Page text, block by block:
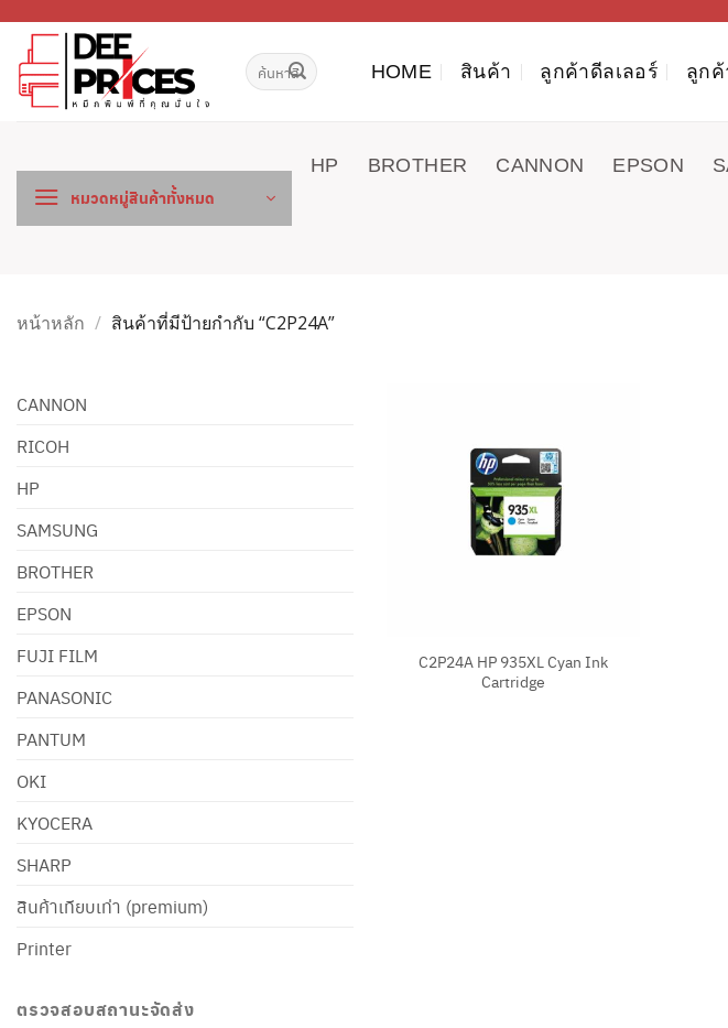
เนื้อหา
ค้นหา: HOME สินค้า ลูกค้าดีลเลอร์ ลูกค้
หมวดหมู่สินค้าทั้งหมด
HP BROTHER CANNON EPSON
หน้าหลัก / สินค้าที่มีป้ายกำกับ “C2P24A”
CANNON
RICOH
HP
SAMSUNG
BROTHER
EPSON
FUJI FILM
PANASONIC
PANTUM
OKI
KYOCERA
SHARP
สินค้าเทียบเท่า (premium)
Printer
ตรวจสอบสถานะจัดส่ง
C2P24A HP 935XL Cyan Ink
Cartridge